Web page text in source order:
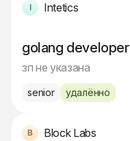
Intetics
golang developer
зп не указана
senior удалённо
Block Labs